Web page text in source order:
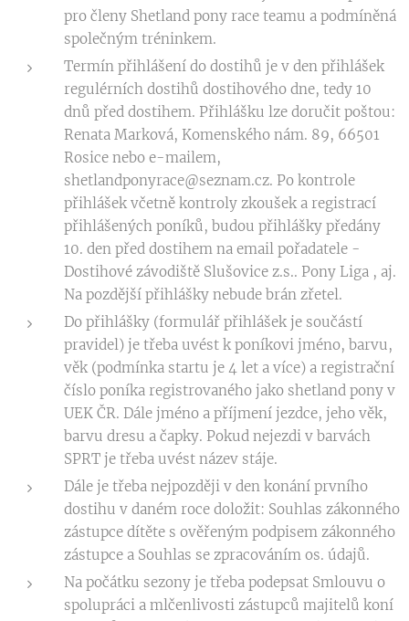
pro členy Shetland pony race teamu a podmíněná
společným tréninkem.
Termín přihlášení do dostihů je v den přihlášek
regulérních dostihů dostihového dne, tedy 10
dnů před dostihem. Přihlášku lze doručit poštou:
Renata Marková, Komenského nám. 89, 66501
Rosice nebo e-mailem,
shetlandponyrace@seznam.cz. Po kontrole
přihlášek včetně kontroly zkoušek a registrací
přihlášených poníků, budou přihlášky předány
10. den před dostihem na email pořadatele -
Dostihové závodiště Slušovice z.s.. Pony Liga , aj.
Na pozdější přihlášky nebude brán zřetel.
Do přihlášky (formulář přihlášek je součástí
pravidel) je třeba uvést k poníkovi jméno, barvu,
věk (podmínka startu je 4 let a více) a registrační
číslo poníka registrovaného jako shetland pony v
UEK ČR. Dále jméno a příjmení jezdce, jeho věk,
barvu dresu a čapky. Pokud nejezdi v barvách
SPRT je třeba uvést název stáje.
Dále je třeba nejpozději v den konání prvního
dostihu v daném roce doložit: Souhlas zákonného
zástupce dítěte s ověřeným podpisem zákonného
zástupce a Souhlas se zpracováním os. údajů.
Na počátku sezony je třeba podepsat Smlouvu o
spolupráci a mlčenlivosti zástupců majitelů koní